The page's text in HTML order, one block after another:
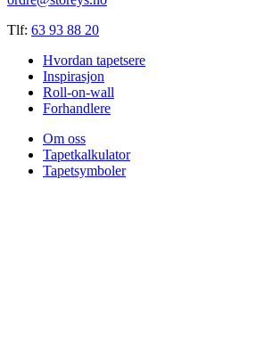
Tlf: 63 93 88 20
Hvordan tapetsere
Inspirasjon
Roll-on-wall
Forhandlere
Om oss
Tapetkalkulator
Tapetsymboler